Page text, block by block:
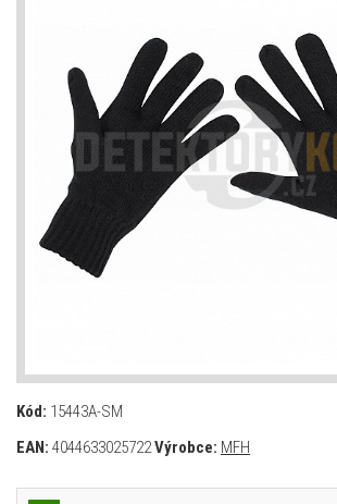
Kód: 15443A-SM
EAN: 4044633025722Výrobce: MFH